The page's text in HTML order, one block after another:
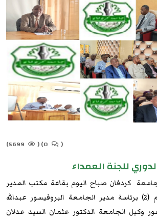
(
(
للجنة العمداء
كردفان صباح اليوم بقاعة مكتب المدير
إجتماعها الدوري رقم (2) برئاسة مدير الجامعة البروفيسور عبدالله
وكيل الجامعة الدكتور عثمان السيد عدلان